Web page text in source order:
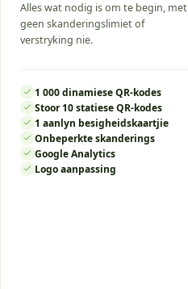
Alles wat nodig is om te begin, met
geen skanderingslimiet of
verstryking nie.
1 000 dinamiese QR-kodes
Stoor 10 statiese QR-kodes
1 aanlyn besigheidskaartjie
Onbeperkte skanderings
Google Analytics
Logo aanpassing